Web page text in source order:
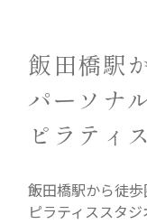
飯田橋駅
パーソナ
ピラティ
飯田橋駅から徒
ピラティススタジ